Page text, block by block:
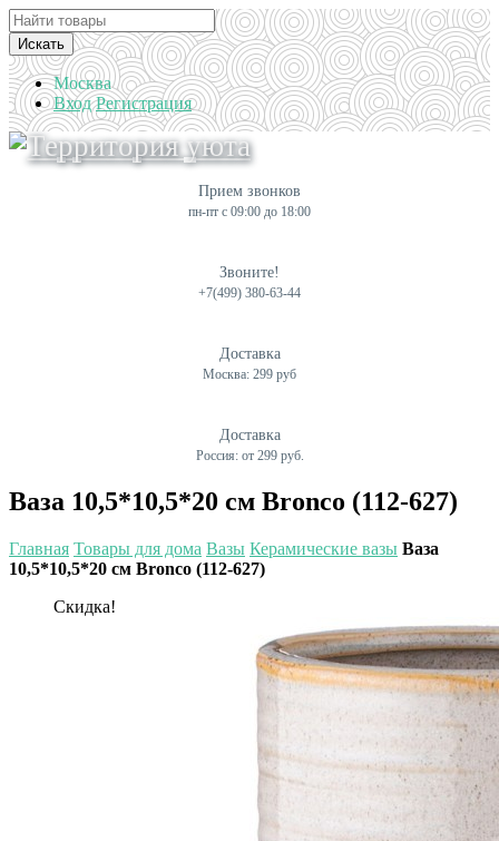
Искать
Москва
Вход Регистрация
Прием звонков
пн-пт с 09:00 до 18:00
Звоните!
+7(499) 380-63-44
Доставка
Москва: 299 руб
Доставка
Россия: от 299 руб.
Ваза 10,5*10,5*20 см Bronco (112-627)
Главная Товары для дома Вазы Керамические вазы Ваза
10,5*10,5*20 см Bronco (112-627)
Скидка!